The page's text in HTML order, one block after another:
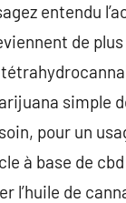
entendu
de
simple
pour un
à base de
l’huile de